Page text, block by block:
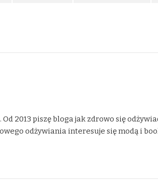
Od 2013 piszę bloga jak zdrowo się
odżywiania interesuje się modą i